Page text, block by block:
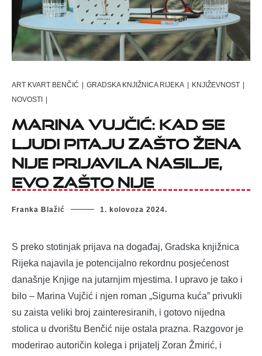
ART KVART BENČIĆ | GRADSKA KNJIŽNICA RIJEKA | KNJIŽEVNOST |
NOVOSTI |
Marina Vujčić: Kad se
ljudi pitaju zašto žena
nije prijavila nasilje,
evo zašto nije
Franka Blažić 1. kolovoza 2024.
S preko stotinjak prijava na događaj, Gradska knjižnica
Rijeka najavila je potencijalno rekordnu posjećenost
današnje Knjige na jutarnjim mjestima. I upravo je tako i
bilo – Marina Vujčić i njen roman „Sigurna kuća” privukli
su zaista veliki broj zainteresiranih, i gotovo nijedna
stolica u dvorištu Benčić nije ostala prazna. Razgovor je
moderirao autoričin kolega i prijatelj Zoran Žmirić, i